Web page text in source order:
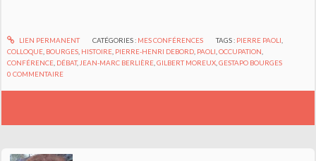
LIEN PERMANENT CATÉGORIES : MES CONFÉRENCES TAGS : PIERRE PAOLI
COLLOQUE BOURGES HISTOIRE PIERRE-HENRI DEBORD PAOLI ,OCCUPATION
CONFÉRENCE DÉBAT, JEAN-MARC BERLIÈRE ,GILBERT MOREUX ,GESTAPO BOURGES
0 COMMENTAIRE